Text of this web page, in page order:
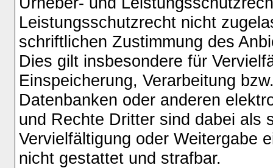
Leistungsschutzrecht nicht
schriftlichen Zustimmung des
Dies gilt insbesondere für
Einspeicherung, Verarbeitung
Datenbanken oder anderen
und Rechte Dritter sind dabei als
Vervielfältigung oder Weitergabe
nicht gestattet und strafbar.